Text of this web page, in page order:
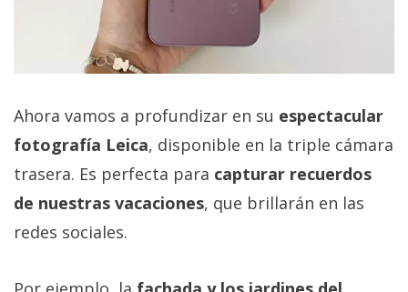
todas las
tecnología,
móviles,
ordenadores,
apps,
informática,
comparativas,
trucos y
tutoriales.
Ahora vamos a profundizar en su espectacular
fotografía Leica, disponible en la triple cámara
trasera. Es perfecta para capturar recuerdos
de nuestras vacaciones, que brillarán en las
redes sociales.